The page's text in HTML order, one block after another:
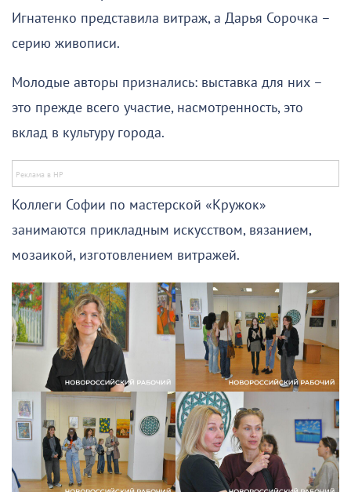
Игнатенко представила витраж, а Дарья Сорочка –
серию живописи.
Молодые авторы признались: выставка для них –
это прежде всего участие, насмотренность, это
вклад в культуру города.
Коллеги Софии по мастерской «Кружок»
занимаются прикладным искусством, вязанием,
мозаикой, изготовлением витражей.